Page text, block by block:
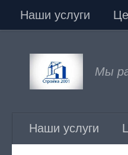
Перейти к
Наши услуги
Мы
Наши услуги